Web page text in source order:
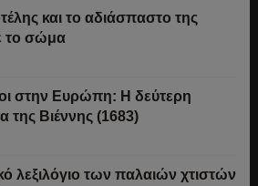
και το αδιάσπαστο της
το σώμα
στην Ευρώπη: Η δεύτερη
της Βιέννης (1683)
λεξιλόγιο των παλαιών χτιστών